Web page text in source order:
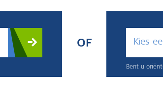
OF Kies
Bent u